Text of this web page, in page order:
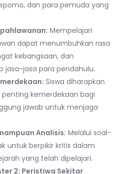
dan para pemuda yang
Mempelajari
dapat menumbuhkan rasa
kebangsaan, dan
jasa-jasa para pendahulu.
Siswa diharapkan
kemerdekaan bagi
jawab untuk menjaga
Analisis: Melalui soal-
untuk berpikir kritis dalam
yang telah dipelajari.
2: Peristiwa Sekitar